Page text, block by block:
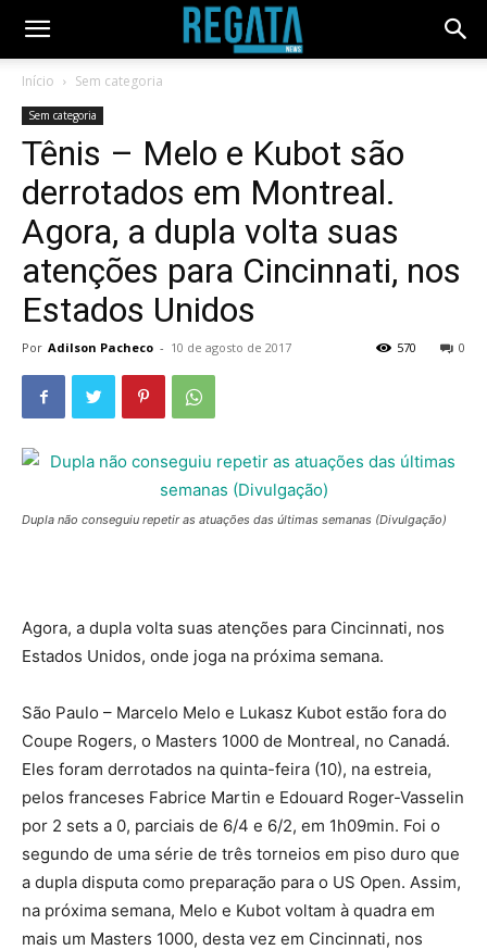
Início Sem categoria
Sem categoria
Tênis – Melo e Kubot são
derrotados em Montreal.
Agora, a dupla volta suas
atenções para Cincinnati, nos
Estados Unidos
Por Adilson Pacheco - 10 de agosto de 2017 0
570
Dupla não conseguiu repetir as atuações das últimas semanas (Divulgação)
Agora, a dupla volta suas atenções para Cincinnati, nos
Estados Unidos, onde joga na próxima semana.
São Paulo – Marcelo Melo e Lukasz Kubot estão fora do
Coupe Rogers, o Masters 1000 de Montreal, no Canadá.
Eles foram derrotados na quinta-feira (10), na estreia,
pelos franceses Fabrice Martin e Edouard Roger-Vasselin
por 2 sets a 0, parciais de 6/4 e 6/2, em 1h09min. Foi o
segundo de uma série de três torneios em piso duro que
a dupla disputa como preparação para o US Open. Assim,
na próxima semana, Melo e Kubot voltam à quadra em
mais um Masters 1000, desta vez em Cincinnati, nos